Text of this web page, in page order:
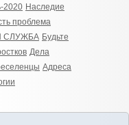
2020 Наследие
проблема
СЛУЖБА Будьте
Дела
Адреса